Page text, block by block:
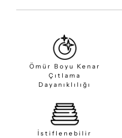
Ömür Boyu Kenar
Çıtlama
Dayanıklılığı
İstiflenebilir